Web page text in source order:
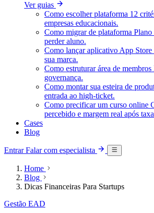
Ver guias
Como escolher plataforma 12
empresas educacionais.
Como migrar de plataforma Plano
perder aluno.
Como lançar aplicativo App Store
sua marca.
Como estruturar área de membros
governança.
Como montar sua esteira de
entrada ao high-ticket.
Como precificar um curso online
percebido e margem real após
Cases
Blog
EntrarFalar com especialista
Home
Blog
Dicas Financeiras Para Startups
Gestão EAD